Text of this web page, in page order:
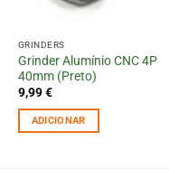
GRINDERS
Grinder Alumínio CNC 4P
40mm (Preto)
9,99€
ADICIONAR